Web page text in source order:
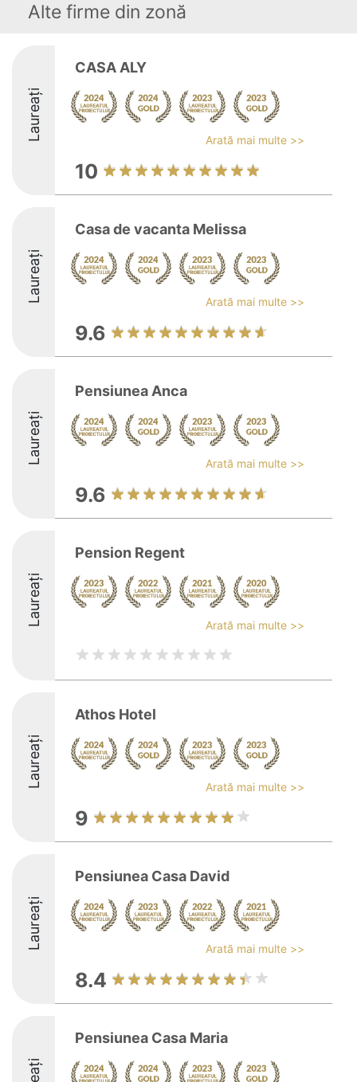
Alte firme din zonă
Laureați
CASA ALY
Arată mai multe >>
10
Laureați
Casa de vacanta Melissa
Arată mai multe >>
9.6
Laureați
Pensiunea Anca
Arată mai multe >>
9.6
Laureați
Pension Regent
Arată mai multe >>
Laureați
Athos Hotel
Arată mai multe >>
9
Laureați
Pensiunea Casa David
Arată mai multe >>
8.4
Pensiunea Casa Maria